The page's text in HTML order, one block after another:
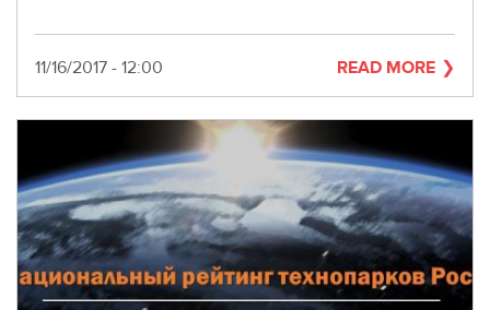
(495)
280-
55
Moscow,
SVAO,
Godovikova
str.,
9
Alekseyevskaya
metro
station
Date
11/16/2017 - 12:00 READ MORE